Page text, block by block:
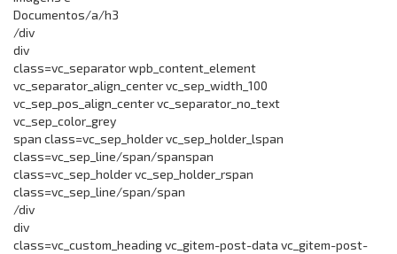
Documentos/a/h3
/div
div
class=vc_separator wpb_content_element
vc_separator_align_center vc_sep_width_100
vc_sep_pos_align_center vc_separator_no_text
vc_sep_color_grey
span class=vc_sep_holder vc_sep_holder_lspan
class=vc_sep_line/span/spanspan
class=vc_sep_holder vc_sep_holder_rspan
class=vc_sep_line/span/span
/div
div
class=vc_custom_heading vc_gitem-post-data vc_gitem-post-